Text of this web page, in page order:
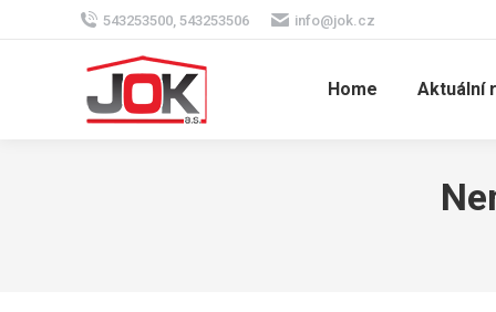
543253500, 543253506 info@jok.cz
Home Aktuální